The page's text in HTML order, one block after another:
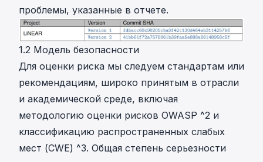
проблемы, указанные в отчете.
1.2 Модель безопасности
Для оценки риска мы следуем стандартам или
рекомендациям, широко принятым в отрасли
и академической среде, включая
методологию оценки рисков OWASP ^2 и
классификацию распространенных слабых
мест (CWE) ^3. Общая степень серьезности